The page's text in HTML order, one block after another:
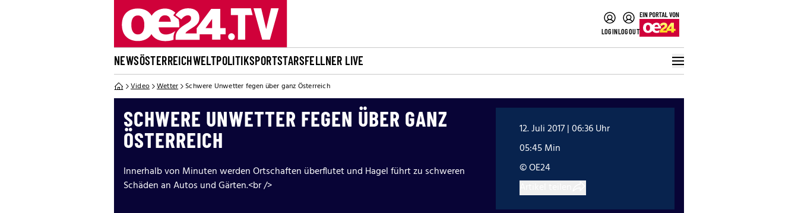
LOGINLOGOUT
NEWSÖSTERREICHWELTPOLITIKSPORTSTARSFELLNER LIVE
Video Wetter Schwere Unwetter fegen über ganz Österreich
SCHWERE UNWETTER FEGEN ÜBER GANZ
ÖSTERREICH
Innerhalb von Minuten werden Ortschaften überflutet und Hagel führt zu schweren
Schäden an Autos und Gärten.<br />
12. Juli 2017 | 06:36 Uhr
05:45 Min
© OE24